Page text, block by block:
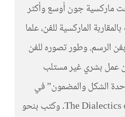
ماركسية جون أوسع وأكثر
الماركسية للفن، علما
الرسم. وطور تصوره للفن
عمل بشري غير مستلب
الشكل والمضمون” في
كتابه The Dialectics of Art, 2020. وكتب بنحو